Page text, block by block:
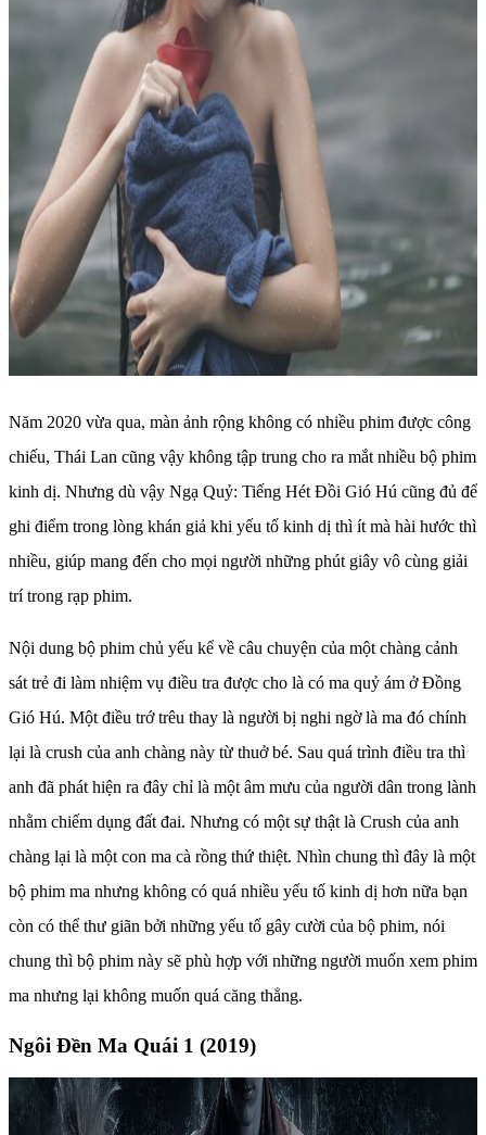
Năm 2020 vừa qua, màn ảnh rộng không có nhiều phim được công
chiếu, Thái Lan cũng vậy không tập trung cho ra mắt nhiều bộ phim
kinh dị. Nhưng dù vậy Ngạ Quỷ: Tiếng Hét Đồi Gió Hú cũng đủ để
ghi điểm trong lòng khán giả khi yếu tố kinh dị thì ít mà hài hước thì
nhiều, giúp mang đến cho mọi người những phút giây vô cùng giải
trí trong rạp phim.
Nội dung bộ phim chủ yếu kể về câu chuyện của một chàng cảnh
sát trẻ đi làm nhiệm vụ điều tra được cho là có ma quỷ ám ở Đồng
Gió Hú. Một điều trớ trêu thay là người bị nghi ngờ là ma đó chính
lại là crush của anh chàng này từ thuở bé. Sau quá trình điều tra thì
anh đã phát hiện ra đây chỉ là một âm mưu của người dân trong lành
nhằm chiếm dụng đất đai. Nhưng có một sự thật là Crush của anh
chàng lại là một con ma cà rồng thứ thiệt. Nhìn chung thì đây là một
bộ phim ma nhưng không có quá nhiều yếu tố kinh dị hơn nữa bạn
còn có thể thư giãn bởi những yếu tố gây cười của bộ phim, nói
chung thì bộ phim này sẽ phù hợp với những người muốn xem phim
ma nhưng lại không muốn quá căng thẳng.
Ngôi Đền Ma Quái 1 (2019)